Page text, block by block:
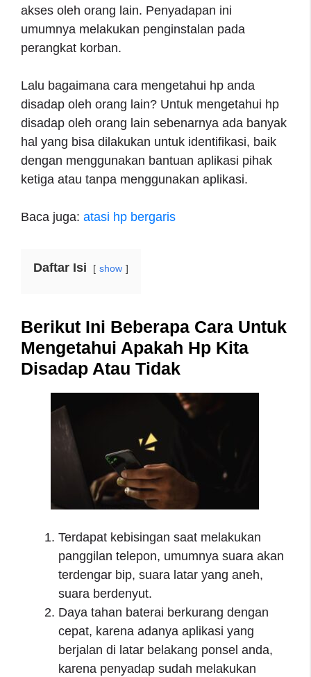
akses oleh orang lain. Penyadapan ini
umumnya melakukan penginstalan pada
perangkat korban.
Lalu bagaimana cara mengetahui hp anda
disadap oleh orang lain? Untuk mengetahui hp
disadap oleh orang lain sebenarnya ada banyak
hal yang bisa dilakukan untuk identifikasi, baik
dengan menggunakan bantuan aplikasi pihak
ketiga atau tanpa menggunakan aplikasi.
Baca juga: atasi hp bergaris
Daftar Isi show
Berikut Ini Beberapa Cara Untuk
Mengetahui Apakah Hp Kita
Disadap Atau Tidak
Terdapat kebisingan saat melakukan
panggilan telepon, umumnya suara akan
terdengar bip, suara latar yang aneh,
suara berdenyut.
Daya tahan baterai berkurang dengan
cepat, karena adanya aplikasi yang
berjalan di latar belakang ponsel anda,
karena penyadap sudah melakukan